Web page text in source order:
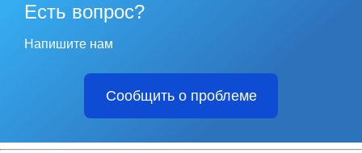
Есть вопрос?
Напишите нам
Сообщить о проблеме